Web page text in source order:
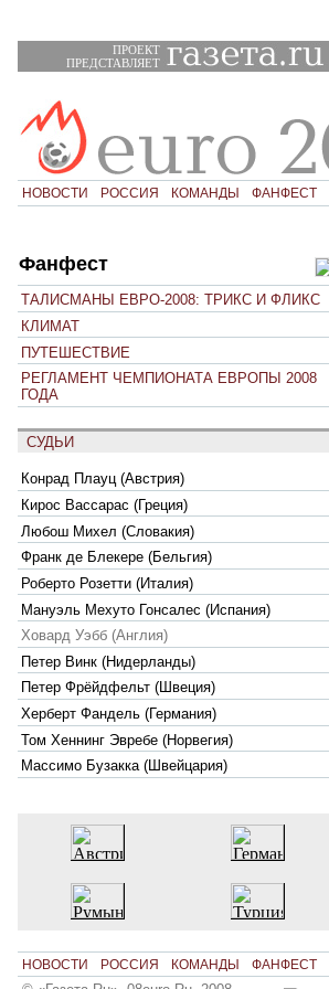
ПРОЕКТ
ПРЕДСТАВЛЯЕТ
НОВОСТИ РОССИЯ КОМАНДЫ ФАНФЕСТ
Фанфест
ТАЛИСМАНЫ ЕВРО-2008: ТРИКС И ФЛИКС
КЛИМАТ
ПУТЕШЕСТВИЕ
РЕГЛАМЕНТ ЧЕМПИОНАТА ЕВРОПЫ 2008
ГОДА
СУДЬИ
Конрад Плауц (Австрия)
Кирос Вассарас (Греция)
Любош Михел (Словакия)
Франк де Блекере (Бельгия)
Роберто Розетти (Италия)
Мануэль Мехуто Гонсалес (Испания)
Ховард Уэбб (Англия)
Петер Винк (Нидерланды)
Петер Фрёйдфельт (Швеция)
Херберт Фандель (Германия)
Том Хеннинг Эвребе (Норвегия)
Массимо Бузакка (Швейцария)
НОВОСТИ РОССИЯ КОМАНДЫ ФАНФЕСТ